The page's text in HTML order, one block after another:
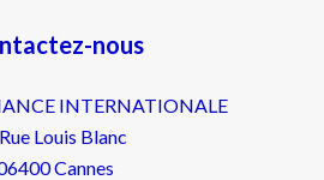
nous
INTERNATIONALE
Louis Blanc
Cannes